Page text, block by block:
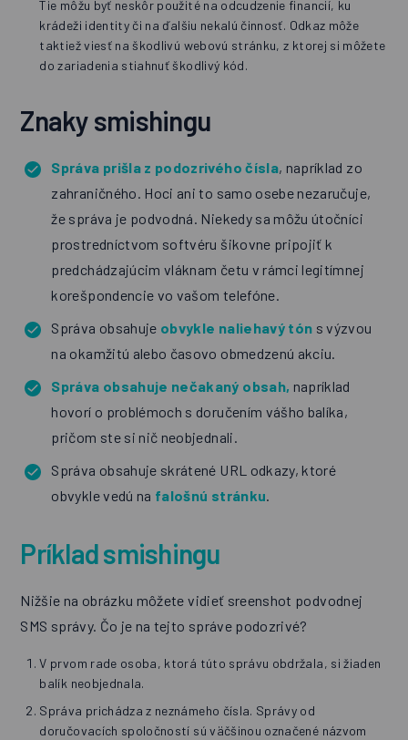
Tie môžu byť neskôr použité na odcudzenie financií, ku
krádeži identity či na ďalšiu nekalú činnosť. Odkaz môže
taktiež viesť na škodlivú webovú stránku, z ktorej si môžete
do zariadenia stiahnuť škodlivý kód.
Znaky smishingu
Správa prišla z podozrivého čísla, napríklad zo
zahraničného. Hoci ani to samo osebe nezaručuje,
že správa je podvodná. Niekedy sa môžu útočníci
prostredníctvom softvéru šikovne pripojiť k
predchádzajúcim vláknam četu v rámci legitímnej
korešpondencie vo vašom telefóne.
Správa obsahuje obvykle naliehavý tón s výzvou
na okamžitú alebo časovo obmedzenú akciu.
Správa obsahuje nečakaný obsah, napríklad
hovorí o problémoch s doručením vášho balíka,
pričom ste si nič neobjednali.
Správa obsahuje skrátené URL odkazy, ktoré
obvykle vedú na falošnú stránku.
Príklad smishingu
Nižšie na obrázku môžete vidieť sreenshot podvodnej
SMS správy. Čo je na tejto správe podozrivé?
V prvom rade osoba, ktorá túto správu obdržala, si žiaden
balík neobjednala.
Správa prichádza z neznámeho čísla. Správy od
doručovacích spoločností sú väčšinou označené názvom